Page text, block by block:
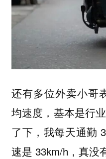
还有多位外卖小哥
均速度，基本是行
了下，我每天通勤
速是 33km/h，真没